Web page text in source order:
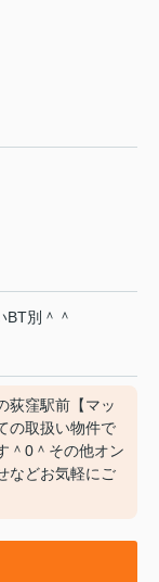
BT別＾＾
荻窪駅前【マッ
の取扱い物件で
＾0＾その他オン
などお気軽にご